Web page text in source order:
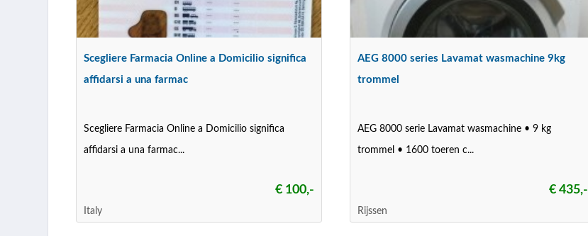
Scegliere Farmacia Online a Domicilio significa
affidarsi a una farmac
Scegliere Farmacia Online a Domicilio significa
affidarsi a una farmac...
€ 100,-
Italy
AEG 8000 series Lavamat wasmachine 9kg
trommel
AEG 8000 serie Lavamat wasmachine • 9 kg
trommel • 1600 toeren c...
€ 435,-
Rijssen